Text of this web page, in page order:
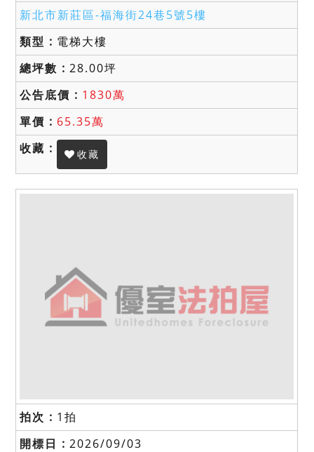
新北市新莊區-福海街24巷5號5樓
電梯大樓
28.00坪
1830萬
65.35萬
收藏
1拍
2026/09/03